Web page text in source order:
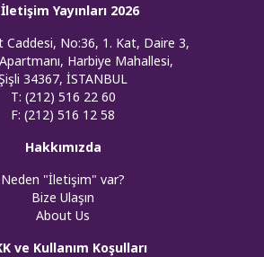
Yayınları 2026
Caddesi, No:36, 1. Kat, Daire 3,
Harbiye Mahallesi,
34367, İSTANBUL
T: (212) 516 22 60
F: (212) 516 12 58
Hakkımızda
Neden "İletişim" var?
Bize Ulaşın
About Us
ve Kullanım Koşulları